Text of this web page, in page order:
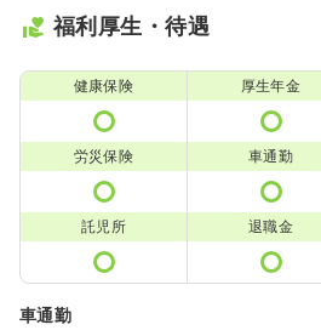
福利厚生・待遇
健康保険 厚生年金
労災保険 車通勤
託児所 退職金
車通勤